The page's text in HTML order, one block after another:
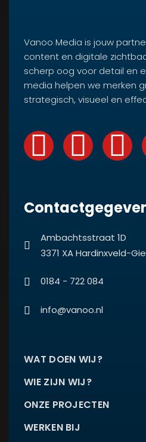
Vanoo Media is jouw
content en digitale
scherp oog voor detail en
media helpen we merken
strategisch, visueel en
Ambachtsstraat 1D
3371 XA Hardinxveld-
0184 - 722 084
info@vanoo.nl
WAT DOEN WIJ?
WIE ZIJN WIJ?
ONZE PROJECTEN
WERKEN BIJ